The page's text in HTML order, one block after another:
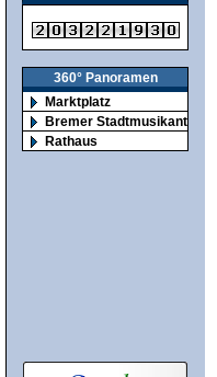
360° Panoramen
Marktplatz
Bremer Stadtmusikanten
Rathaus